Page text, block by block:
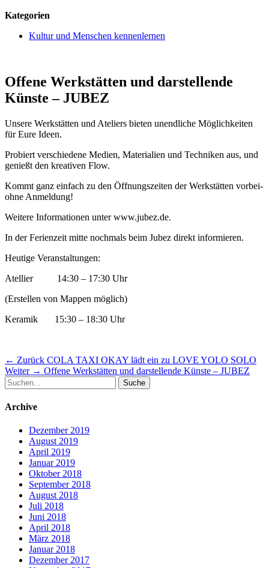
Kategorien
Kultur und Menschen kennenlernen
Offene Werkstätten und darstellende
Künste – JUBEZ
Unsere Werkstätten und Ateliers bieten unendliche Möglichkeiten
für Eure Ideen.
Probiert verschiedene Medien, Materialien und Techniken aus, und
genießt den kreativen Flow.
Kommt ganz einfach zu den Öffnungszeiten der Werkstätten vorbei-
ohne Anmeldung!
Weitere Informationen unter www.jubez.de.
In der Ferienzeit mitte nochmals beim Jubez direkt informieren.
Heutige Veranstaltungen:
Atellier 14:30 – 17:30 Uhr
(Erstellen von Mappen möglich)
Keramik 15:30 – 18:30 Uhr
Beitragsnavigation
← Zurück Vorheriger
Beitrag:
COLA TAXI OKAY lädt ein zu LOVE YOLO SOLO
Weiter → Nächster
Offene Werkstätten und darstellende Künste – JUBEZ
Suche
nach:
Archive
Dezember 2019
August 2019
April 2019
Januar 2019
Oktober 2018
September 2018
August 2018
Juli 2018
Juni 2018
April 2018
März 2018
Januar 2018
Dezember 2017